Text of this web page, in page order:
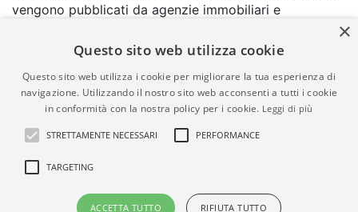
vengono pubblicati da agenzie immobiliari e
comporta l'approvazione o l'avallo da parte di
garanzia da parte di quest'ultima. immobiliare-italia.it
quindi non è responsabile della veridicità, della
correttezza, della completezza, della normativa in
materia di privacy e/o di alcun altro aspetto dei
suddetti annunci.
© Copyright 2007 - 2026
Powered by
×
Questo sito web utilizza cookie
Questo sito web utilizza i cookie per migliorare la tua esperienza di
navigazione. Utilizzando il nostro sito web acconsenti a tutti i cookie
in conformità con la nostra policy per i cookie. Leggi di più
STRETTAMENTE NECESSARI PERFORMANCE
TARGETING
ACCETTA TUTTO RIFIUTA TUTTO